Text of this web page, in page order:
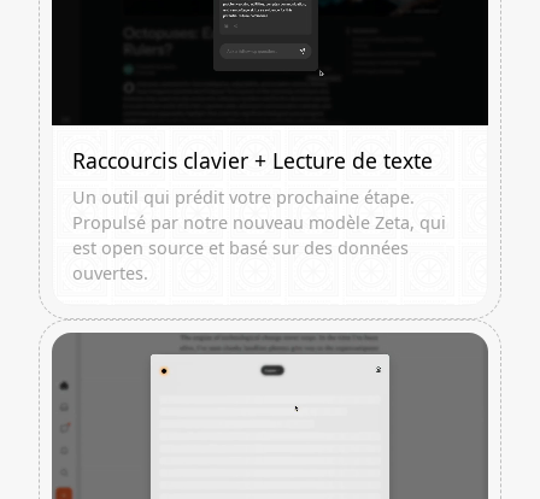
Raccourcis clavier + Lecture de texte
Un outil qui prédit votre prochaine étape.
Propulsé par notre nouveau modèle Zeta, qui
est open source et basé sur des données
ouvertes.